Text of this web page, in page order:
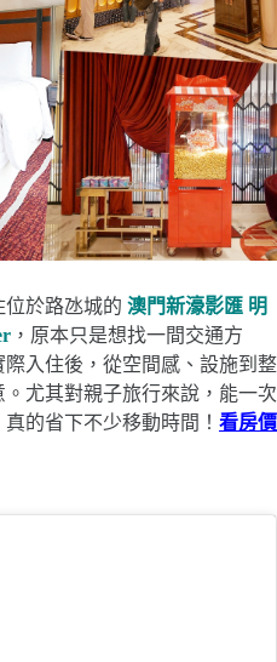
於路氹城的 澳門新濠影匯 明
，原本只是想找一間交通方
入住後，從空間感、設施到整
尤其對親子旅行來說，能一次
的省下不少移動時間！ 看房價